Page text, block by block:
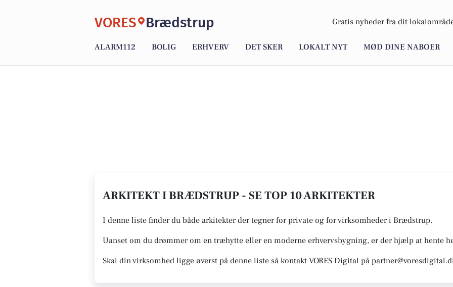
VORES Brædstrup Gratis nyheder fra dit
ALARM112 BOLIG ERHVERV DET SKER LOKALT NYT MØD DINE NABOER
ARKITEKT I BRÆDSTRUP - SE TOP 10 ARKITEKTER
I denne liste finder du både arkitekter der tegner for private og for virksomheder i Brædstrup.
Uanset om du drømmer om en træhytte eller en moderne erhvervsbygning, er der hjælp at hente
Skal din virksomhed ligge øverst på denne liste så kontakt VORES Digital på